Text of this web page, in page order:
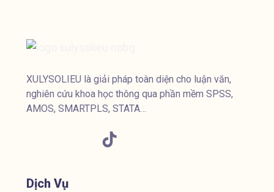
XULYSOLIEU là giải pháp toàn diện cho luận văn,
nghiên cứu khoa học thông qua phần mềm SPSS,
AMOS, SMARTPLS, STATA…
Dịch Vụ